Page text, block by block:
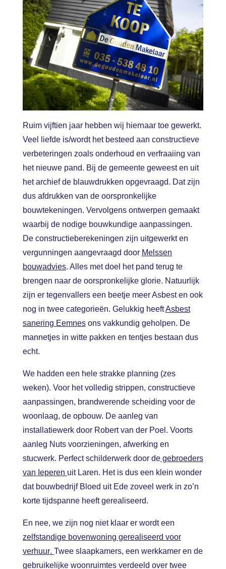
Ruim vijftien jaar hebben wij hiernaar toe gewerkt.
Veel liefde is/wordt het besteed aan constructieve
verbeteringen zoals onderhoud en verfraaiing van
het nieuwe pand. Bij de gemeente geweest en uit
het archief de blauwdrukken opgevraagd. Dat zijn
dus afdrukken van de oorspronkelijke
bouwtekeningen. Vervolgens ontwerpen gemaakt
waarbij de nodige bouwkundige aanpassingen.
De constructieberekeningen zijn uitgewerkt en
vergunningen aangevraagd door Melssen
bouwadvies. Alles met doel het pand terug te
brengen naar de oorspronkelijke glorie. Natuurlijk
zijn er tegenvallers een beetje meer Asbest en ook
nog in twee categorieën. Gelukkig heeftAsbest
sanering Eemnesons vakkundig geholpen. De
mannetjes in witte pakken en tentjes bestaan dus
echt.
We hadden een hele strakke planning (zes
weken). Voor het volledig strippen, constructieve
aanpassingen, brandwerende scheiding voor de
woonlaag, de opbouw. De aanleg van
installatiewerk door Robert van der Poel. Voorts
aanleg Nuts voorzieningen, afwerking en
stucwerk. Perfect schilderwerk door degebroeders
van Ieperen uit Laren. Het is dus een klein wonder
dat bouwbedrijf Bloed uit Ede zoveel werk in zo’n
korte tijdspanne heeft gerealiseerd.
En nee, we zijn nog niet klaar er wordt een
zelfstandige bovenwoning gerealiseerd voor
verhuur. Twee slaapkamers, een werkkamer en de
gebruikelijke woonruimtes verdeeld over twee